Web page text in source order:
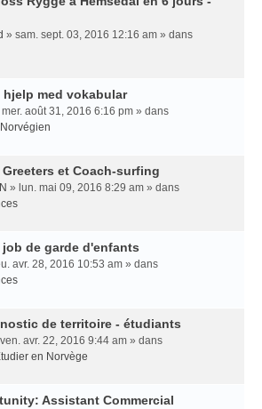
» sam. sept. 03, 2016 12:16 am » dans
hjelp med vokabular
mer. août 31, 2016 6:16 pm » dans
Greeters et Coach-surfing
» lun. mai 09, 2016 8:29 am » dans
job de garde d'enfants
avr. 28, 2016 10:53 am » dans
de territoire - étudiants
avr. 22, 2016 9:44 am » dans
en Norvège
Assistant Commercial